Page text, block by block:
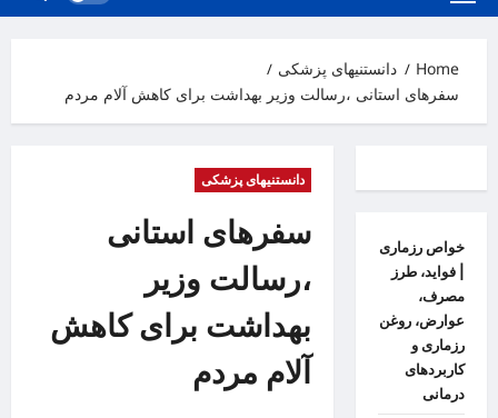
Home
دانستنیهای پزشکی
سفرهای استانی ،رسالت وزیر بهداشت برای کاهش آلام مردم
دانستنیهای پزشکی
سفرهای استانی
،رسالت وزیر
بهداشت برای کاهش
آلام مردم
خواص رزماری
| فواید، طرز
مصرف،
عوارض، روغن
رزماری و
کاربردهای
درمانی